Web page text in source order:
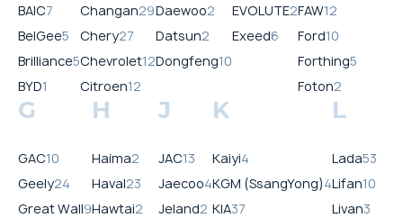
BAIC7
BelGee5
Brilliance5
BYD1
Changan29
Chery27
Chevrolet12
Citroen12
Daewoo2
Datsun2
Dongfeng10
EVOLUTE2
Exeed6
FAW12
Ford10
Forthing5
Foton2
G
GAC10
Geely24
Great Wall9
H
Haima2
Haval23
Hawtai2
J
JAC13
Jaecoo4
Jeland2
K
Kaiyi4
KGM (SsangYong)4
KIA37
L
Lada53
Lifan10
Livan3